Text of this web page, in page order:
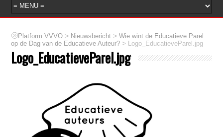
Platform VVVO > Nieuwsbericht >Wie wint de Educatieve Parel
op de Dag van de Educatieve Auteur? > Logo_EducatieveParel.jpg
Logo_EducatieveParel.jpg